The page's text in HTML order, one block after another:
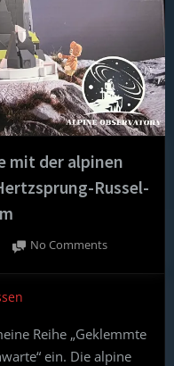
mit der alpinen
Russel-
No Commentson
alpinen
Sternwarte:
Reihe „Geklemmte
ein. Die alpine